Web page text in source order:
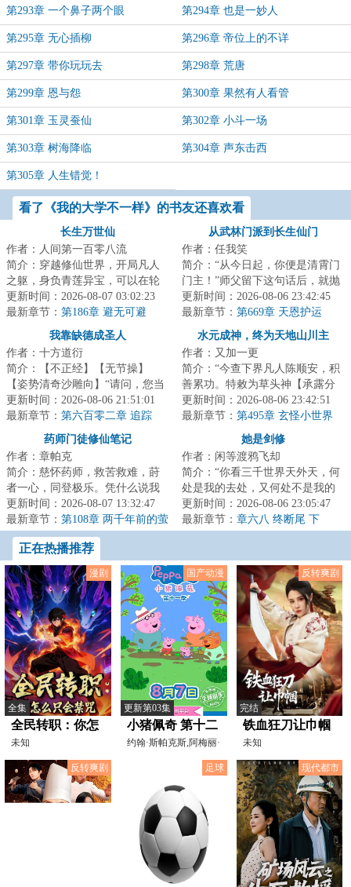
第293章 一个鼻子两个眼 第294章 也是一妙人
第295章 无心插柳 第296章 帝位上的不详
第297章 带你玩玩去 第298章 荒唐
第299章 恩与怨 第300章 果然有人看管
第301章 玉灵蚕仙 第302章 小斗一场
第303章 树海降临 第304章 声东击西
第305章 人生错觉！
看了《我的大学不一样》的书友还喜欢看
长生万世仙
作者：人间第一百零八流
简介：穿越修仙世界，开局凡人
之躯，身负青莲异宝，可以在轮
回中无限进化血脉灵根。方生一
世世轮回，从杂...
更新时间：2026-08-07 03:02:23
最新章节： 第186章 避无可避
从武林门派到长生仙门
作者：任我笑
简介：“从今日起，你便是清霄门
门主！”师父留下这句话后，就抛
弃李清秋与师弟、师妹们下山，
独自寻仙去...
更新时间：2026-08-06 23:42:45
最新章节： 第669章 天恩护运
我靠缺德成圣人
作者：十方道衍
简介：【不正经】【无节操】
【姿势清奇沙雕向】“请问，您当
初是如何凭一己之力治好云怀仙
尊、点化无忧仙...
更新时间：2026-08-06 21:51:01
最新章节： 第六百零二章 追踪
水元成神，终为天地山川主
作者：又加一更
简介：“今查下界凡人陈顺安，积
善累功。特敕为草头神【承露分
水兵】，赐草箓一枚，提拔神
职。”“多谢大...
更新时间：2026-08-06 23:42:51
最新章节： 第495章 玄怪小世界
药师门徒修仙笔记
作者：章帕克
简介：慈怀药师，救苦救难，莳
者一心，同登极乐。凭什么说我
是邪魔外道？他们说这是个蒙受
药师赐福，继承...
更新时间：2026-08-07 13:32:47
最新章节： 第108章 两千年前的萤
光
她是剑修
作者：闲等渡鸦飞却
简介：“你看三千世界天外天，何
处是我的去处，又何处不是我的
去处？”不问情爱妄念，不求超脱
长生，赵莼...
更新时间：2026-08-06 23:05:47
最新章节： 章六八 终断尾 下
正在热播推荐
漫剧
全集
全民转职：你怎
么只会禁咒
未知
国产动漫
更新第03集
小猪佩奇 第十二
季
约翰·斯帕克斯,阿梅丽·
反转爽剧
完结
铁血狂刀让巾帼
未知
反转爽剧 足球 现代都市